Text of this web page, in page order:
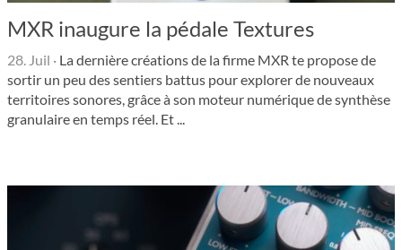
MXR inaugure la pédale Textures
28. Juil · La dernière créations de la firme MXR te propose de
sortir un peu des sentiers battus pour explorer de nouveaux
territoires sonores, grâce à son moteur numérique de synthèse
granulaire en temps réel. Et ...